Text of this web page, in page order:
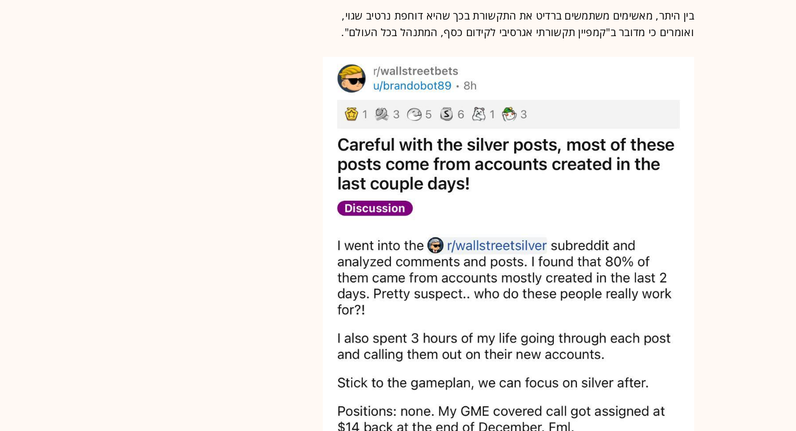
בין היתר, מאשימים משתמשים ברדיט את התקשורת בכך שהיא דוחפת נרטיב שגוי,
ואומרים כי מדובר ב"קמפיין תקשורתי אגרסיבי לקידום כסף, המתנהל בכל העולם".